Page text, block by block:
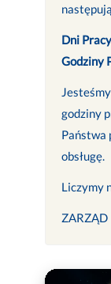
Dni
Godziny
godziny
Państwa
obsługę.
Liczymy
ZARZĄD